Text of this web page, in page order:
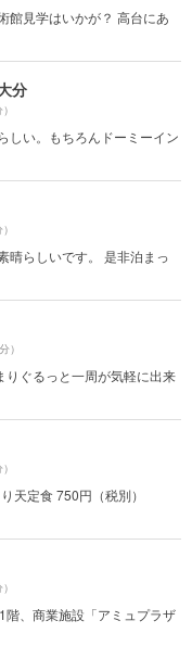
館見学はいかが？ 高台にあ
分
しい。もちろんドーミーイン
晴らしいです。 是非泊まっ
）
りぐるっと一周が気軽に出来
天定食 750円（税別）
階、商業施設「アミュプラザ